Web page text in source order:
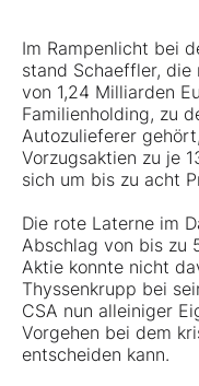
Im Rampenlicht bei
stand Schaeffler, die
von 1,24 Milliarden
Familienholding, zu
Autozulieferer
Vorzugsaktien zu je
sich um bis zu acht
Die rote Laterne im
Abschlag von bis zu
Aktie konnte nicht
Thyssenkrupp bei
CSA nun alleiniger
Vorgehen bei dem
entscheiden kann.